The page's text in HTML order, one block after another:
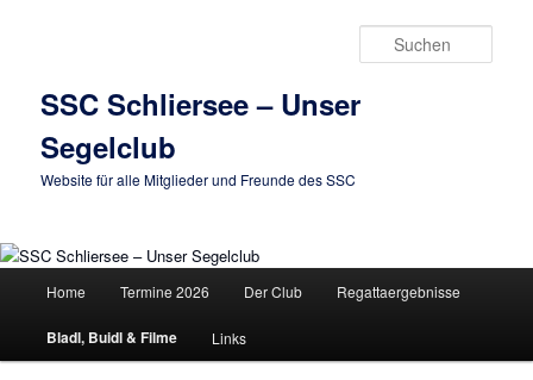
SSC Schliersee – Unser
Segelclub
Website für alle Mitglieder und Freunde des SSC
Home Termine 2026 Der Club Regattaergebnisse
Bladl, Buidl & Filme Links